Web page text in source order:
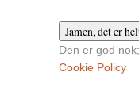
Den er god
Cookie Policy